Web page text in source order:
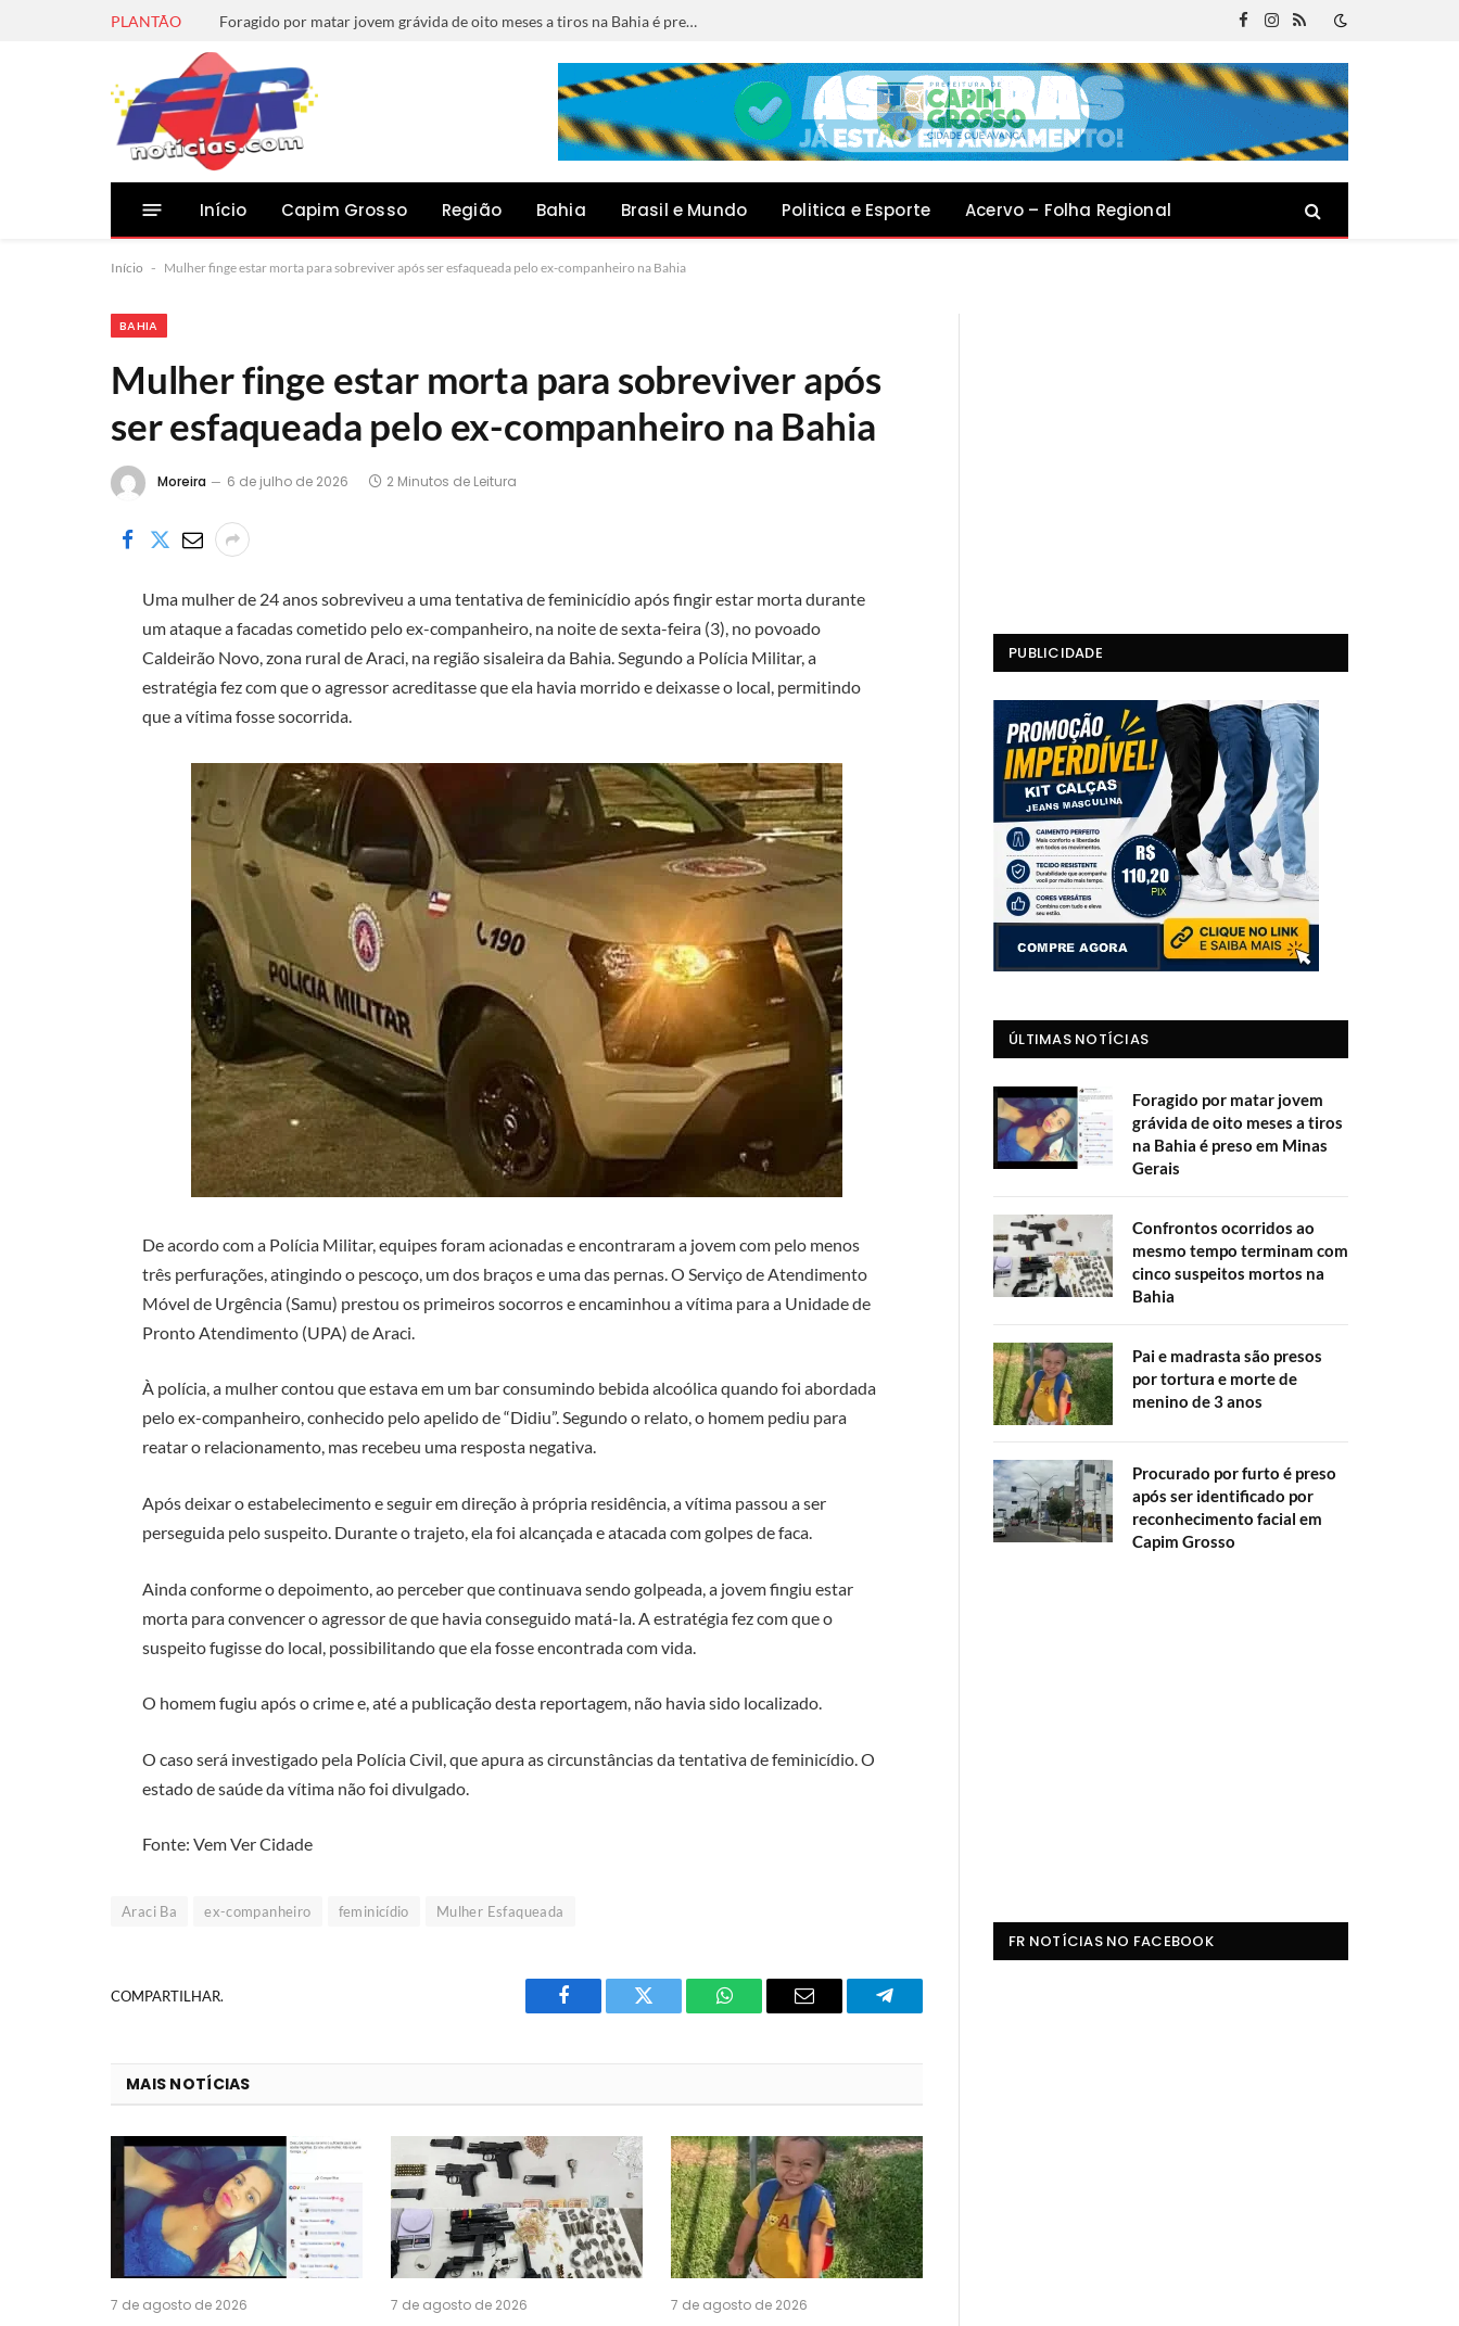
PLANTÃO Foragido por matar jovem grávida de oito meses a tiros na Bahia é preso em Minas Gerais
Facebook
Instagram
RSS
Início Capim Grosso Região Bahia Brasil e Mundo Politica e Esporte Acervo – Folha Regional
Início - Mulher finge estar morta para sobreviver após ser esfaqueada pelo ex-companheiro na Bahia
BAHIA
Mulher finge estar morta para sobreviver após
ser esfaqueada pelo ex-companheiro na Bahia
Moreira 6 de julho de 2026 2 Minutos de Leitura
Uma mulher de 24 anos sobreviveu a uma tentativa de feminicídio após fingir estar morta durante
um ataque a facadas cometido pelo ex-companheiro, na noite de sexta-feira (3), no povoado
Caldeirão Novo, zona rural de Araci, na região sisaleira da Bahia. Segundo a Polícia Militar, a
estratégia fez com que o agressor acreditasse que ela havia morrido e deixasse o local, permitindo
que a vítima fosse socorrida.
De acordo com a Polícia Militar, equipes foram acionadas e encontraram a jovem com pelo menos
três perfurações, atingindo o pescoço, um dos braços e uma das pernas. O Serviço de Atendimento
Móvel de Urgência (Samu) prestou os primeiros socorros e encaminhou a vítima para a Unidade de
Pronto Atendimento (UPA) de Araci.
À polícia, a mulher contou que estava em um bar consumindo bebida alcoólica quando foi abordada
pelo ex-companheiro, conhecido pelo apelido de “Didiu”. Segundo o relato, o homem pediu para
reatar o relacionamento, mas recebeu uma resposta negativa.
Após deixar o estabelecimento e seguir em direção à própria residência, a vítima passou a ser
perseguida pelo suspeito. Durante o trajeto, ela foi alcançada e atacada com golpes de faca.
Ainda conforme o depoimento, ao perceber que continuava sendo golpeada, a jovem fingiu estar
morta para convencer o agressor de que havia conseguido matá-la. A estratégia fez com que o
suspeito fugisse do local, possibilitando que ela fosse encontrada com vida.
O homem fugiu após o crime e, até a publicação desta reportagem, não havia sido localizado.
O caso será investigado pela Polícia Civil, que apura as circunstâncias da tentativa de feminicídio. O
estado de saúde da vítima não foi divulgado.
Fonte: Vem Ver Cidade
Araci Ba ex-companheiro feminicídio Mulher Esfaqueada
COMPARTILHAR.
Facebook Twitter
O
do
WhatsApp?
E-
Telegrama
MAIS NOTÍCIAS
7 de agosto de 2026 7 de agosto de 2026 7 de agosto de 2026
PUBLICIDADE
ÚLTIMAS NOTÍCIAS
Foragido por matar jovem
grávida de oito meses a tiros
na Bahia é preso em Minas
Gerais
Confrontos ocorridos ao
mesmo tempo terminam com
cinco suspeitos mortos na
Bahia
Pai e madrasta são presos
por tortura e morte de
menino de 3 anos
Procurado por furto é preso
após ser identificado por
reconhecimento facial em
Capim Grosso
FR NOTÍCIAS NO FACEBOOK